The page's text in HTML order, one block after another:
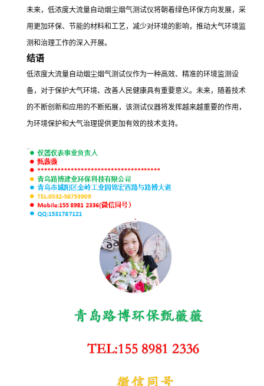
未来，低浓度大流量自动烟尘烟气测试仪将朝着绿色环保方向发展，采
用更加环保、节能的材料和工艺，减少对环境的影响，推动大气环境监
测和治理工作的深入开展。
结语
低浓度大流量自动烟尘烟气测试仪作为一种高效、精准的环境监测设
备，对于保护大气环境、改善人民健康具有重要意义。未来，随着技术
的不断创新和应用的不断拓展，该测试仪器将发挥越来越重要的作用，
为环境保护和大气治理提供更加有效的技术支持。